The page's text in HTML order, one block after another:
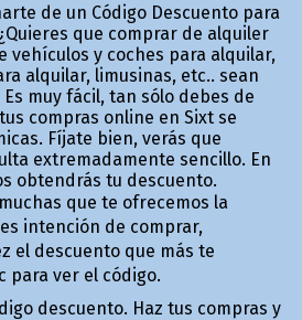
de un Código Descuento para
que comprar de alquiler
vehículos y coches para alquilar,
alquilar, limusinas, etc.. sean
muy fácil, tan sólo debes de
compras online en Sixt se
Fíjate bien, verás que
extremadamente sencillo. En
obtendrás tu descuento.
que te ofrecemos la
intención de comprar,
el descuento que más te
para ver el código.
descuento. Haz tus compras y